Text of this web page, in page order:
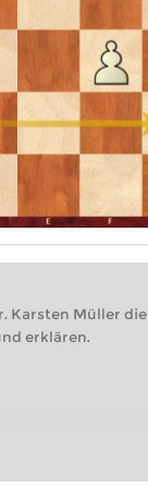
Karsten Müller die
erklären.